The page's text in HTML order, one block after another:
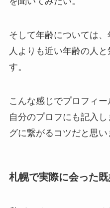
そして年齢については
人よりも近い年齢の人
す。
こんな感じでプロフィー
自分のプロフにも記入
グに繋がるコツだと思い
札幌で実際に会った